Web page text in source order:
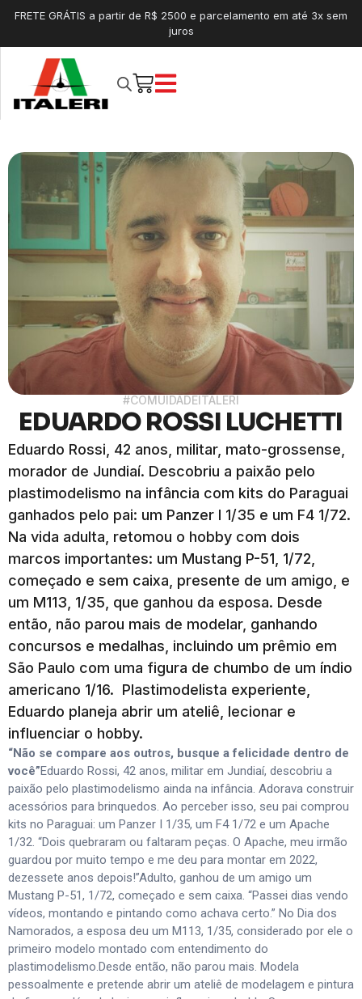
FRETE GRÁTIS a partir de R$ 2500 e parcelamento em até 3x sem
juros
#COMUIDADEITALERI
EDUARDO ROSSI LUCHETTI
Eduardo Rossi, 42 anos, militar, mato-grossense,
morador de Jundiaí. Descobriu a paixão pelo
plastimodelismo na infância com kits do Paraguai
ganhados pelo pai: um Panzer I 1/35 e um F4 1/72.
Na vida adulta, retomou o hobby com dois
marcos importantes: um Mustang P-51, 1/72,
começado e sem caixa, presente de um amigo, e
um M113, 1/35, que ganhou da esposa. Desde
então, não parou mais de modelar, ganhando
concursos e medalhas, incluindo um prêmio em
São Paulo com uma figura de chumbo de um índio
americano 1/16. Plastimodelista experiente,
Eduardo planeja abrir um ateliê, lecionar e
influenciar o hobby.
“Não se compare aos outros, busque a felicidade dentro de
você”Eduardo Rossi, 42 anos, militar em Jundiaí, descobriu a
paixão pelo plastimodelismo ainda na infância. Adorava construir
acessórios para brinquedos. Ao perceber isso, seu pai comprou
kits no Paraguai: um Panzer I 1/35, um F4 1/72 e um Apache
1/32. “Dois quebraram ou faltaram peças. O Apache, meu irmão
guardou por muito tempo e me deu para montar em 2022,
dezessete anos depois!”Adulto, ganhou de um amigo um
Mustang P-51, 1/72, começado e sem caixa. “Passei dias vendo
vídeos, montando e pintando como achava certo.” No Dia dos
Namorados, a esposa deu um M113, 1/35, considerado por ele o
primeiro modelo montado com entendimento do
plastimodelismo.Desde então, não parou mais. Modela
pessoalmente e pretende abrir um ateliê de modelagem e pintura